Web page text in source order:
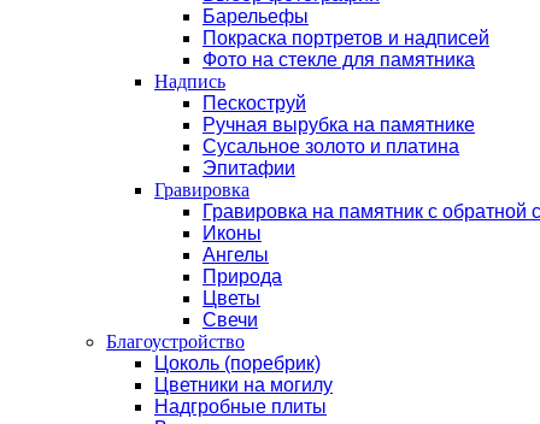
Барельефы
Покраска портретов и надписей
Фото на стекле для памятника
Надпись
Пескоструй
Ручная вырубка на памятнике
Сусальное золото и платина
Эпитафии
Гравировка
Гравировка на памятник с обратной
Иконы
Ангелы
Природа
Цветы
Свечи
Благоустройство
Цоколь (поребрик)
Цветники на могилу
Надгробные плиты